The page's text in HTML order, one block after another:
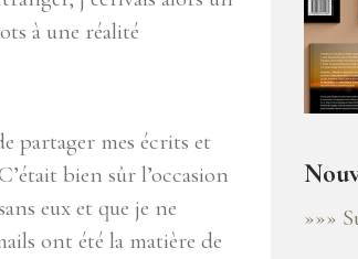
à une réalité
partager mes écrits et
bien sûr l’occasion
eux et que je ne
ont été la matière de
»»»